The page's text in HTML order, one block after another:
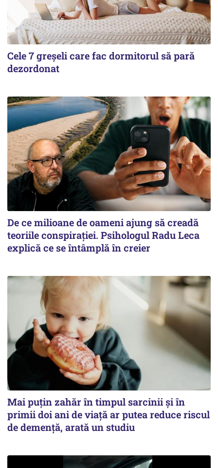
Cele 7 greșeli care fac dormitorul să pară
dezordonat
De ce milioane de oameni ajung să creadă
teoriile conspirației. Psihologul Radu Leca
explică ce se întâmplă în creier
Mai puțin zahăr în timpul sarcinii și în
primii doi ani de viață ar putea reduce riscul
de demență, arată un studiu